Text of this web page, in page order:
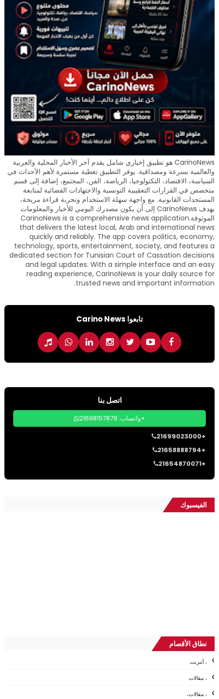
CarinoNews هو تطبيق إخباري شامل يقدم آخر الأخبار المحلية والعربية
والعالمية بسرعة ومصداقية. يوفر التطبيق تغطية مستمرة لأهم الأحداث في
السياسة، الاقتصاد، التكنولوجيا، الرياضة، الفن، المجتمع، إضافة إلى قسم
متخصص في القرارات التعقيبية التونسية والاجتهادات القضائية لمتابعة
المستجدات القانونية. مع واجهة سهلة الاستخدام وتجربة قراءة مريحة،
يهدف CarinoNews إلى أن يكون مصدرك اليومي للأخبار والمعلومات
الموثوقة.CarinoNews is a comprehensive news application
that delivers the latest local, Arab and international news
quickly and reliably. The app covers politics, economy,
technology, sports, entertainment, society, and features a
dedicated section for Tunisian Court of Cassation decisions
and legal updates. With a simple interface and an easy
reading experience, CarinoNews is your daily source for
trusted news and important information.
تابعوا Carino News
اتصل بنا
واتساب: 21698157879+
21699023000+
21658888794+
21654870071+
الفيسبوك
نطاق الأقصام
، أنترنت
، مقالات
، مقالات،